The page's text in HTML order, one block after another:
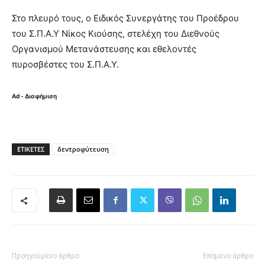
Στο πλευρό τους, ο Ειδικός Συνεργάτης του Προέδρου
του Σ.Π.Α.Υ Νίκος Κιούσης, στελέχη του Διεθνούς
Οργανισμού Μετανάστευσης και εθελοντές
πυροσβέστες του Σ.Π.Α.Υ.
Ad - Διαφήμιση
ΕΤΙΚΈΤΕΣ δεντροφύτευση
Προηγούμενο άρθρο Επόμενο άρθρο